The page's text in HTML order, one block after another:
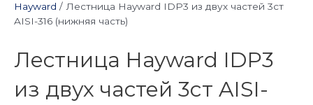
Hayward / Лестница Hayward IDP3 из двух частей 3cт
AISI-316 (нижняя часть)
Лестница Hayward IDP3
из двух частей 3cт AISI-